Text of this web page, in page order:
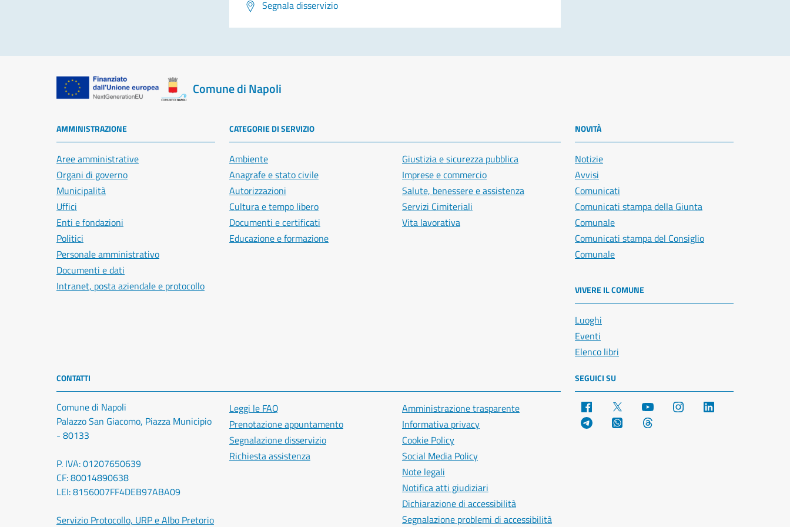
Segnala disservizio
Comune di Napoli
AMMINISTRAZIONE
Aree amministrative
Organi di governo
Municipalità
Uffici
Enti e fondazioni
Politici
Personale amministrativo
Documenti e dati
Intranet, posta aziendale e protocollo
CATEGORIE DI SERVIZIO
Ambiente
Anagrafe e stato civile
Autorizzazioni
Cultura e tempo libero
Documenti e certificati
Educazione e formazione
Giustizia e sicurezza pubblica
Imprese e commercio
Salute, benessere e assistenza
Servizi Cimiteriali
Vita lavorativa
NOVITÀ
Notizie
Avvisi
Comunicati
Comunicati stampa della Giunta
Comunale
Comunicati stampa del Consiglio
Comunale
VIVERE IL COMUNE
Luoghi
Eventi
Elenco libri
CONTATTI
Comune di Napoli
Palazzo San Giacomo, Piazza Municipio
- 80133
P. IVA: 01207650639
CF: 80014890638
LEI: 8156007FF4DEB97ABA09
Servizio Protocollo, URP e Albo Pretorio
Leggi le FAQ
Prenotazione appuntamento
Segnalazione disservizio
Richiesta assistenza
Amministrazione trasparente
Informativa privacy
Cookie Policy
Social Media Policy
Note legali
Notifica atti giudiziari
Dichiarazione di accessibilità
Segnalazione problemi di accessibilità
SEGUICI SU
Facebook YouTube Instagram
Telegram WhatsApp